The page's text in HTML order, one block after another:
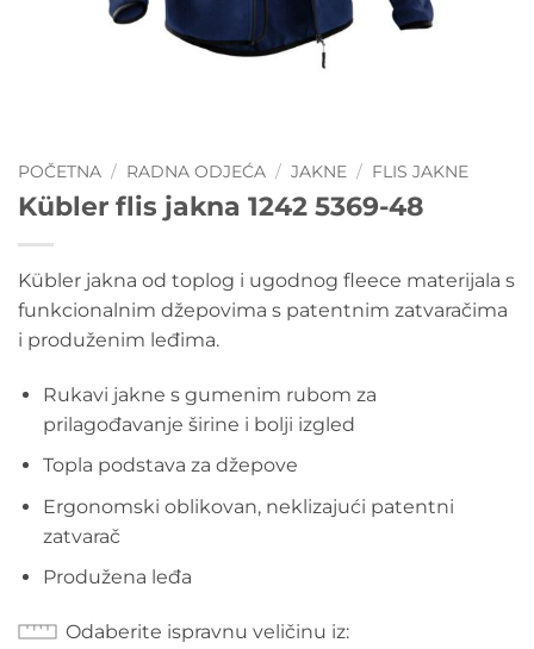
POČETNA / RADNA ODJEĆA / JAKNE / FLIS JAKNE
Kübler flis jakna 1242 5369-48
Kübler jakna od toplog i ugodnog fleece materijala s
funkcionalnim džepovima s patentnim zatvaračima
i produženim leđima.
Rukavi jakne s gumenim rubom za
prilagođavanje širine i bolji izgled
Topla podstava za džepove
Ergonomski oblikovan, neklizajući patentni
zatvarač
Produžena leđa
Odaberite ispravnu veličinu iz